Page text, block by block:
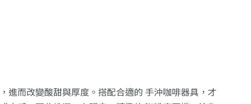
進而改變酸甜與厚度。搭配合適的 手沖咖啡器具，才